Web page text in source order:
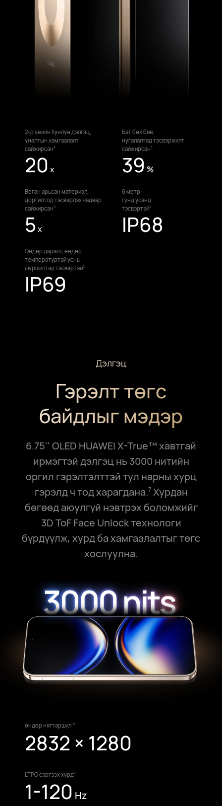
2-р үеийн Кунлун дэлгэц,
уналтын хамгаалалт
сайжирсан8
20 x
Бат бөх бие,
нугалалтадтэсвэржилт
сайжирсан3
39 %
Веган арьсан материал,
доргилтод тэсвэрлэх чадвар
сайжирсан9
5x
6 метр
гүндусанд
тэсвэртэй2
IP68
Өндөр даралт, өндөр
температуртай усны
шүршилтэд тэсвэртэй2
IP69
Дэлгэц
Гэрэлт төгс
байдлыг⁠ мэдэр
6.75'' OLED HUAWEI X-True™ хавтгай
ирмэгтэй дэлгэц нь 3000 нитийн
оргил гэрэлтэлттэй тул нарны хурц
гэрэлд ч тод харагдана.7Хурдан
бөгөөд аюулгүй нэвтрэх боломжийг
3D ToF Face Unlock технологи
бүрдүүлж, хурд ба хамгаалалтыг төгс
хослуулна.
өндөр нягтаршил10
2832 × 1280
LTPO сэргээх хурд11
1-120 Hz